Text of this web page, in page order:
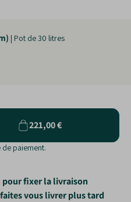
| Pot de 30 litres
221,00 €
paiement.
pour fixer la livraison
vous livrer plus tard